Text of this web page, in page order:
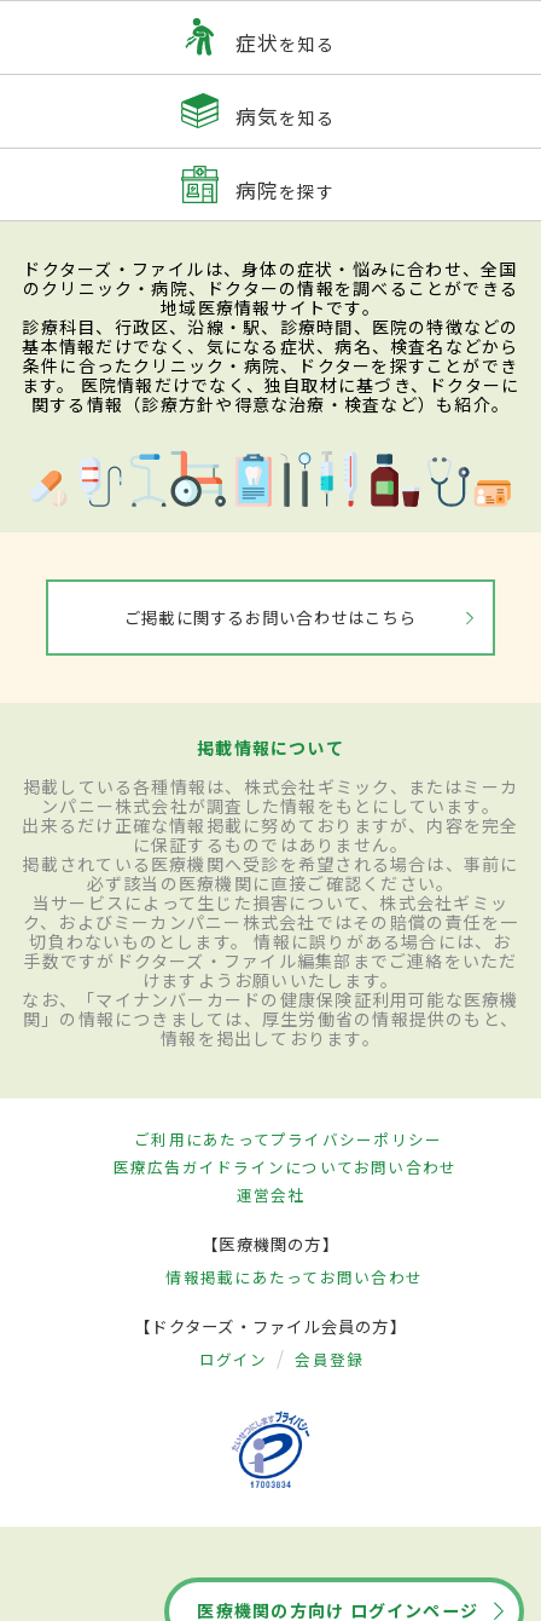
症状を知る
病気を知る
病院を探す
ドクターズ・ファイルは、身体の症状・悩みに合わせ、全国
のクリニック・病院、ドクターの情報を調べることができる
地域医療情報サイトです。
診療科目、行政区、沿線・駅、診療時間、医院の特徴などの
基本情報だけでなく、気になる症状、病名、検査名などから
条件に合ったクリニック・病院、ドクターを探すことができ
ます。 医院情報だけでなく、独自取材に基づき、ドクターに
関する情報（診療方針や得意な治療・検査など）も紹介。
ご掲載に関するお問い合わせはこちら
掲載情報について
掲載している各種情報は、株式会社ギミック、またはミーカ
ンパニー株式会社が調査した情報をもとにしています。
出来るだけ正確な情報掲載に努めておりますが、内容を完全
に保証するものではありません。
掲載されている医療機関へ受診を希望される場合は、事前に
必ず該当の医療機関に直接ご確認ください。
当サービスによって生じた損害について、株式会社ギミッ
ク、およびミーカンパニー株式会社ではその賠償の責任を一
切負わないものとします。 情報に誤りがある場合には、お
手数ですがドクターズ・ファイル編集部までご連絡をいただ
けますようお願いいたします。
なお、「マイナンバーカードの健康保険証利用可能な医療機
関」の情報につきましては、厚生労働省の情報提供のもと、
情報を掲出しております。
ご利用にあたってプライバシーポリシー
医療広告ガイドラインについてお問い合わせ
運営会社
【医療機関の方】
情報掲載にあたって お問い合わせ
【ドクターズ・ファイル会員の方】
ログイン 会員登録
医療機関の方向け ログインページ